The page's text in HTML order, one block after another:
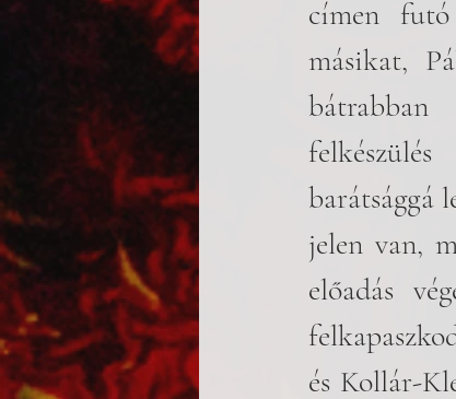
címen
másikat,
bátrabban
barátsággá
jelen van,
előadás
és Kollár-